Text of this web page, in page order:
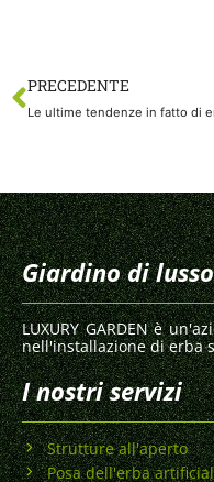
PRECEDENTE
Giardino di lusso
LUXURY GARDEN è
nell'installazione di erba
I nostri servizi
Strutture all'aperto
Posa dell'erba